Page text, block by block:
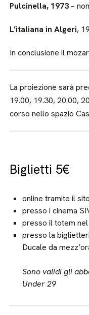
Pulcinella, 1973 –
L’italiana in Algeri,
In conclusione il
La proiezione sarà
19.00, 19.30, 20.00,
corso nello spazio
Biglietti 5€
online tramite il
presso i cinema
presso il totem
presso la
Ducale da
Sono validi gli
Under 29